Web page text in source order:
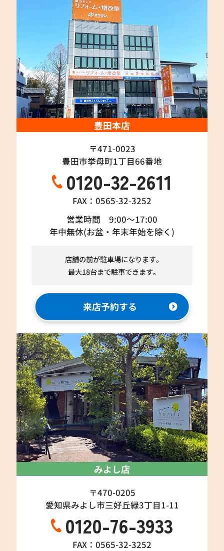
豊田本店
〒471-0023
豊田市挙母町1丁目66番地
0120-32-2611
FAX：0565-32-3252
営業時間 9:00～17:00
年中無休(お盆・年末年始を除く)
店舗の前が駐車場になります。
最大18台まで駐車できます。
来店予約する
みよし店
〒470-0205
愛知県みよし市三好丘緑3丁目1-11
0120-76-3933
FAX：0565-32-3252